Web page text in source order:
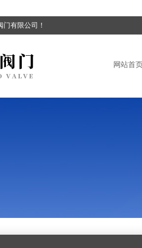
有限公司！
网站首